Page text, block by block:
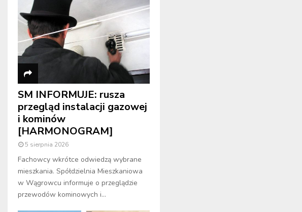
SM INFORMUJE: rusza
przegląd instalacji gazowej
i kominów
[HARMONOGRAM]
5 sierpnia 2026
Fachowcy wkrótce odwiedzą wybrane
mieszkania. Spółdzielnia Mieszkaniowa
w Wągrowcu informuje o przeglądzie
przewodów kominowych i...